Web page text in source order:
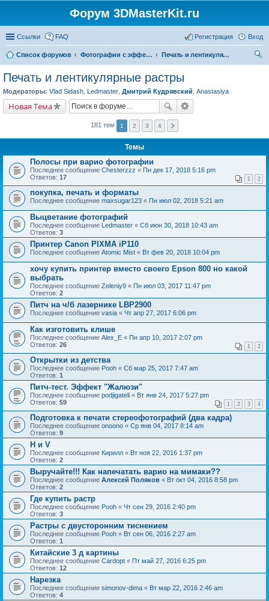
Форум 3DMasterKit.ru
Ссылки FAQ Вход
Регистрация
Список форумов Фотографии с эффектом стерео, варио, 3D, анимации, морфинга
Печать и лентикулярные растры
Печать и лентикулярные растры
Модераторы: Vlad Sidash Ledmaster Дмитрий Кудрявский Anastasiya
Новая Тема
181 тем 1 2 3 4
Темы
Полосы при варио фотографии
Последнее сообщение Chesterzzz « Пн дек 17, 2018 5:16 pm
Ответов: 17 1 2
покупка, печать и форматы
Последнее сообщение maxsugar123 « Пн июл 02, 2018 5:21 am
Выцветание фотографий
Последнее сообщение Ledmaster « Сб июн 30, 2018 10:43 am
Ответов: 3
Принтер Canon PIXMA iP110
Последнее сообщение Atomic Mist « Вт фев 20, 2018 10:04 pm
хочу купить принтер вместо своего Epson 800 но какой
выбрать
Последнее сообщение Zeleniy9 « Пн июл 03, 2017 11:47 pm
Ответов: 2
Питч на ч/б лазернике LBP2900
Последнее сообщение vasia « Чт апр 27, 2017 6:06 pm
Как изготовить клише
Последнее сообщение Alex_E « Пн апр 10, 2017 2:07 pm
Ответов: 26 1 2
Открытки из детства
Последнее сообщение Pooh « Сб мар 25, 2017 7:47 am
Ответов: 1
Питч-тест. Эффект "Жалюзи"
Последнее сообщение podjigateli « Вт янв 24, 2017 5:27 pm
Ответов: 59 1 2 3 4
Подготовка к печати стереофотографий (два кадра)
Последнее сообщение onoono « Ср янв 04, 2017 8:14 am
Ответов: 9
H и V
Последнее сообщение Кирилл « Вт ноя 22, 2016 1:37 pm
Ответов: 2
Выручайте!!! Как напечатать варио на мимаки??
Последнее сообщение Алексей Поляков « Вт окт 04, 2016 8:58 pm
Ответов: 2
Где купить растр
Последнее сообщение Pooh « Чт сен 29, 2016 2:40 pm
Ответов: 3
Растры с двусторонним тиснением
Последнее сообщение Pooh « Вт сен 06, 2016 2:27 am
Ответов: 1
Китайские 3 д картины
Последнее сообщение Cardopt « Пт май 27, 2016 6:25 pm
Ответов: 12
Нарезка
Последнее сообщение simonov-dima « Вт мар 22, 2016 2:46 am
Ответов: 4